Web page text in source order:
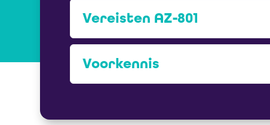
Vereisten AZ-801
Voorkennis